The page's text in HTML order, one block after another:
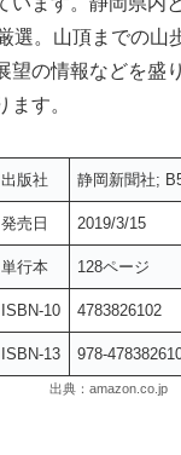
選。山頂までの山
望の情報などを盛
ます。
出版社 静岡新聞社;
発売日 2019/3/15
単行本 128ページ
ISBN-10 4783826102
ISBN-13 978-
出典：amazon.co.jp